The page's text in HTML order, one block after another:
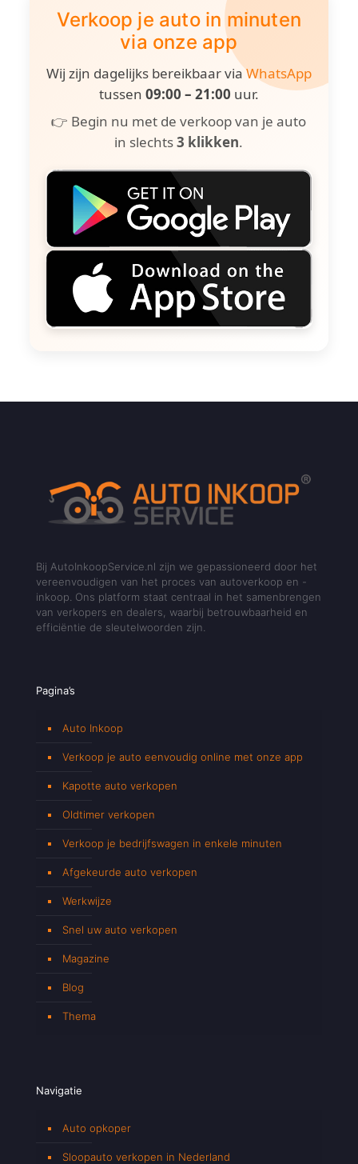
Verkoop je auto in minuten
via onze app
Wij zijn dagelijks bereikbaar viaWhatsApp
tussen 09:00 – 21:00 uur.
👉 Begin nu met de verkoop van je auto
in slechts3 klikken.
Bij AutoInkoopService.nl zijn we gepassioneerd door het
vereenvoudigen van het proces van autoverkoop en -
inkoop. Ons platform staat centraal in het samenbrengen
van verkopers en dealers, waarbij betrouwbaarheid en
efficiëntie de sleutelwoorden zijn.
Pagina’s
Auto Inkoop
Verkoop je auto eenvoudig online met onze app
Kapotte auto verkopen
Oldtimer verkopen
Verkoop je bedrijfswagen in enkele minuten
Afgekeurde auto verkopen
Werkwijze
Snel uw auto verkopen
Magazine
Blog
Thema
Navigatie
Auto opkoper
Sloopauto verkopen in Nederland